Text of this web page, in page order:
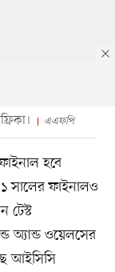
এএফপি
হবে
সালের ফাইনালও
টেস্ট
অ্যান্ড ওয়েলসের
আইসিসি